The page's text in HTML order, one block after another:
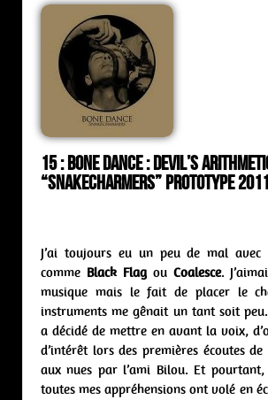
15 : Bone Dance : devil’s
“Snakecharmers” Prototype 2011
J’ai toujours eu un peu de mal avec
comme Black Flagou Coalesce.
musique mais le fait de placer le
instruments me gênait un tant soit
a décidé de mettre en avant la voix,
d’intérêt lors des premières écoutes
aux nues par l’ami Bilou. Et
toutes mes appréhensions ont volé en